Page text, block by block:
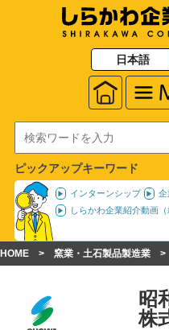
日本語
ピックアップキーワード
インターンシップ
企
しらかわ企業紹介動画（
HOME 窯業・土石製品製造業
昭
株